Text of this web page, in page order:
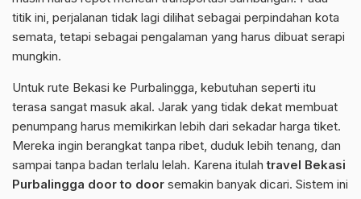
titik ini, perjalanan tidak lagi dilihat sebagai perpindahan kota
semata, tetapi sebagai pengalaman yang harus dibuat serapi
mungkin.
Untuk rute Bekasi ke Purbalingga, kebutuhan seperti itu
terasa sangat masuk akal. Jarak yang tidak dekat membuat
penumpang harus memikirkan lebih dari sekadar harga tiket.
Mereka ingin berangkat tanpa ribet, duduk lebih tenang, dan
sampai tanpa badan terlalu lelah. Karena itulahtravel Bekasi
Purbalingga door to door semakin banyak dicari. Sistem ini